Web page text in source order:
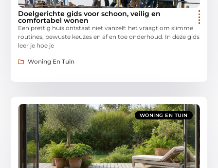
Doelgerichte gids voor schoon, veilig en
comfortabel wonen
Een prettig huis ontstaat niet vanzelf: het vraagt om slimme
routines, bewuste keuzes en af en toe onderhoud. In deze gids
leer je hoe je
Woning En Tuin
WONING EN TUIN